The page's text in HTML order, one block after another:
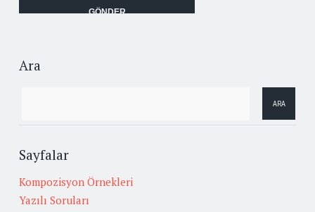
Ara
Sayfalar
Kompozisyon Örnekleri
Yazılı Soruları